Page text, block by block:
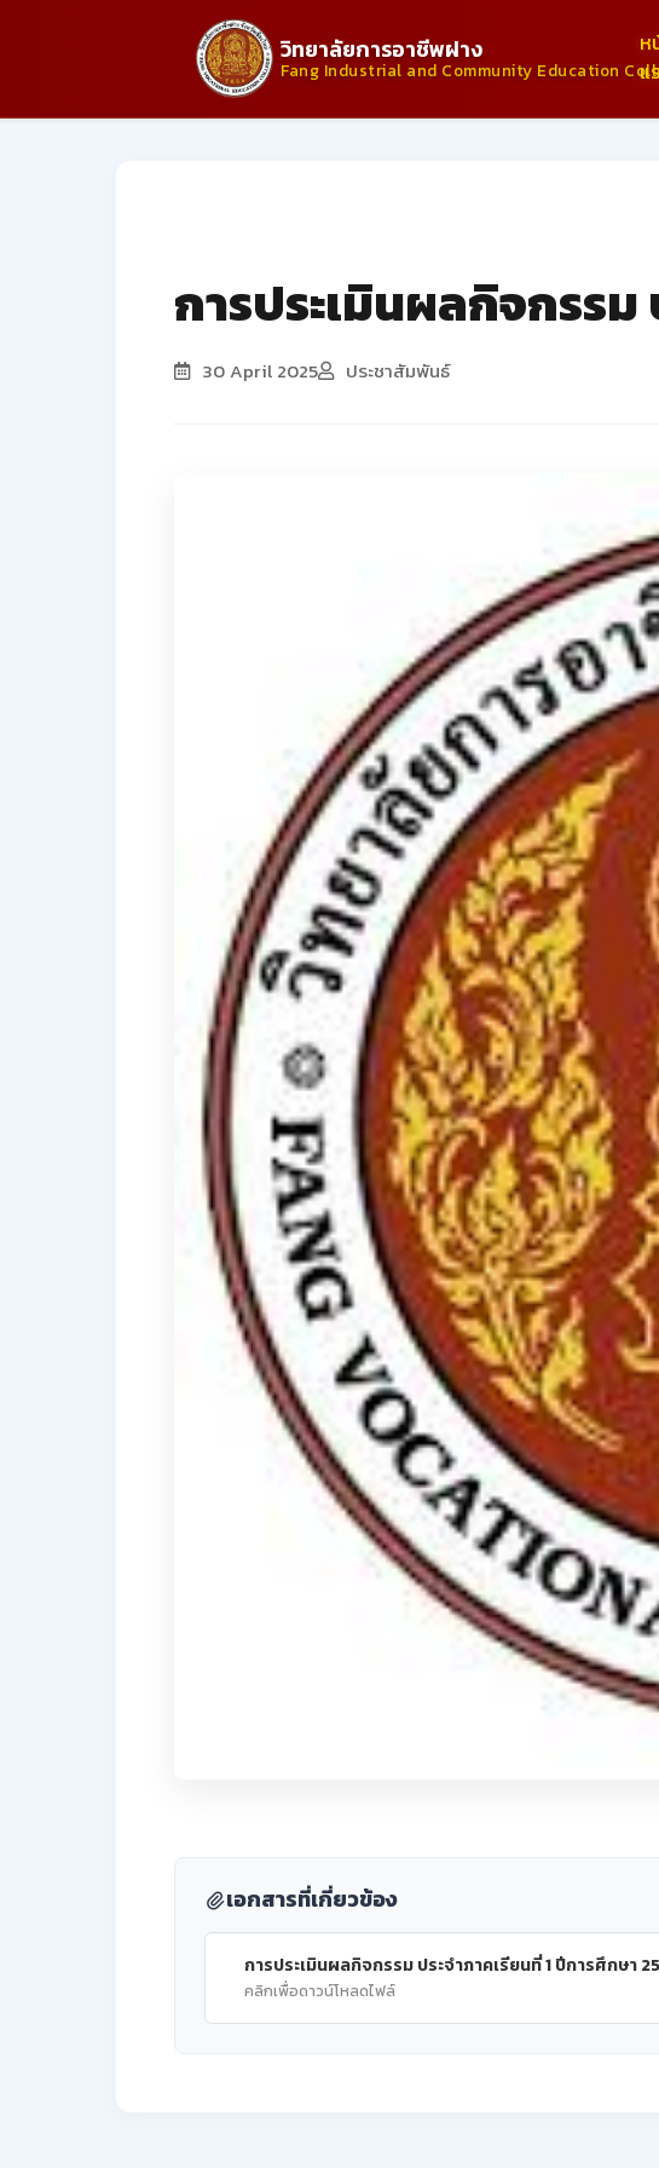
วิทยาลัยการอาชีพฝาง
Fang Industrial and Community Education
ห
แ
การประเมินผลกิจกรรม
30 April 2025 ประชาสัมพันธ์
เอกสารที่เกี่ยวข้อง
การประเมินผลกิจกรรม ประจำภาคเรียนที่ 1 ปีการศึกษา
คลิกเพื่อดาวน์โหลดไฟล์